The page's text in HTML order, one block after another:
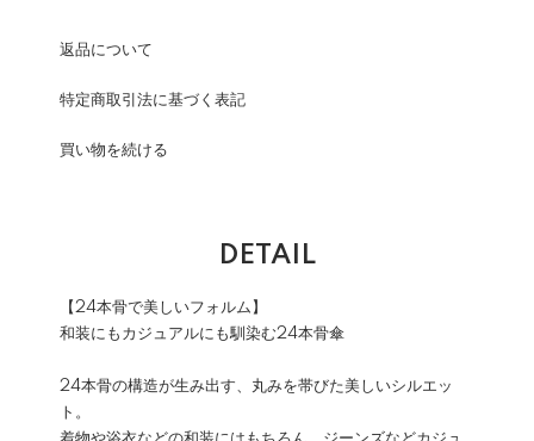
返品について
特定商取引法に基づく表記
買い物を続ける
DETAIL
【24本骨で美しいフォルム】
和装にもカジュアルにも馴染む24本骨傘
24本骨の構造が生み出す、丸みを帯びた美しいシルエッ
ト。